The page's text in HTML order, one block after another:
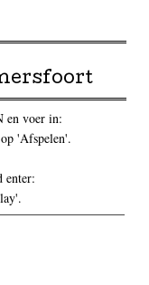
en voer in:
'Afspelen'.
enter: